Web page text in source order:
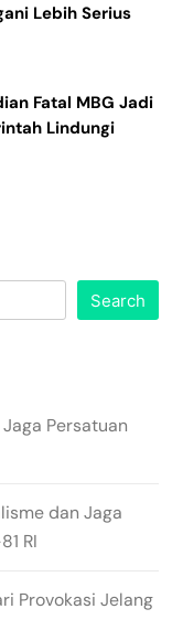
Lebih Serius
Fatal MBG Jadi
Lindungi
Search
Persatuan
dan Jaga
RI
Provokasi Jelang